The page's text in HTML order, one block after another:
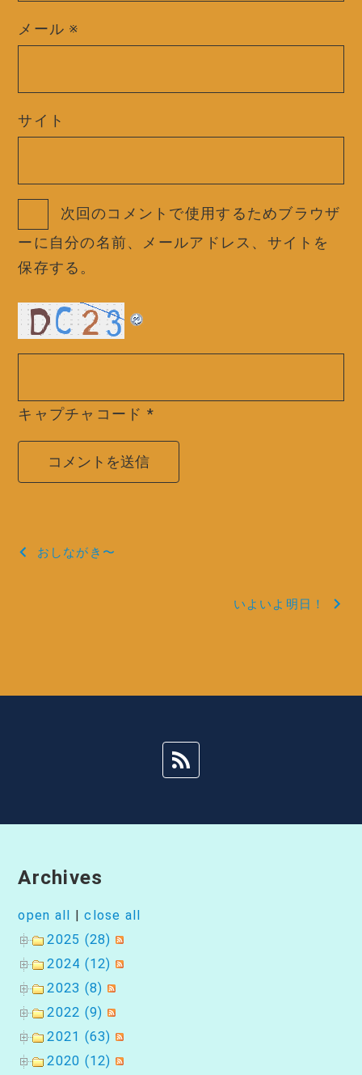
メール ※
サイト
次回のコメントで使用するためブラウザ
ーに自分の名前、メールアドレス、サイトを
保存する。
キャプチャコード *
投
おしながき〜
いよいよ明日！
Archives
open all |close all
2025 (28)
2024 (12)
2023 (8)
2022 (9)
2021 (63)
2020 (12)